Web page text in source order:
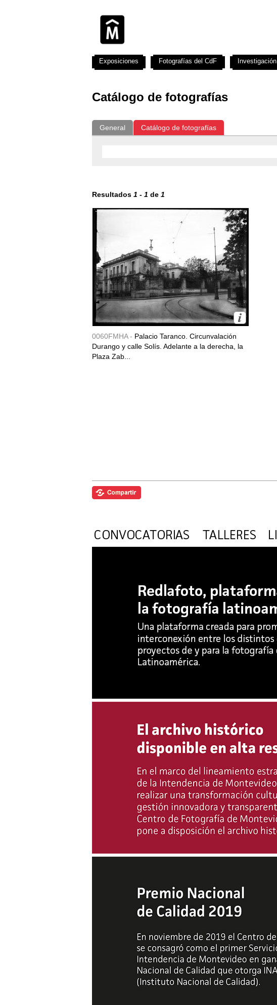
Catálogo de fotografías
General Catálogo de fotografías
Resultados 1 - 1 de 1
0060FMHA - Palacio Taranco. Circunvalación
Durango y calle Solís. Adelante a la derecha, la
Plaza Zab...
Exposiciones Fotografías del CdF Investigación